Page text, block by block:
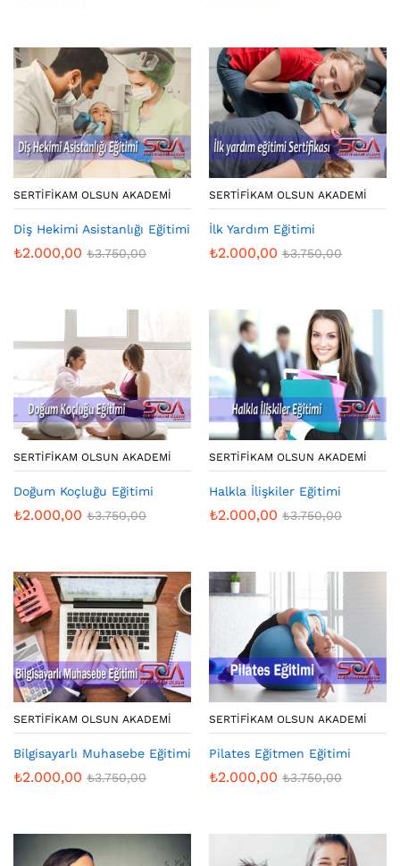
SERTIFIKAM OLSUN AKADEMI
Diş Hekimi Asistanlığı Eğitimi
₺2.000,00 ₺3.750,00
SERTIFIKAM OLSUN AKADEMI
İlk Yardım Eğitimi
₺2.000,00 ₺3.750,00
SERTIFIKAM OLSUN AKADEMI
Doğum Koçluğu Eğitimi
₺2.000,00 ₺3.750,00
SERTIFIKAM OLSUN AKADEMI
Halkla İlişkiler Eğitimi
₺2.000,00 ₺3.750,00
SERTIFIKAM OLSUN AKADEMI
Bilgisayarlı Muhasebe Eğitimi
₺2.000,00 ₺3.750,00
SERTIFIKAM OLSUN AKADEMI
Pilates Eğitmen Eğitimi
₺2.000,00 ₺3.750,00